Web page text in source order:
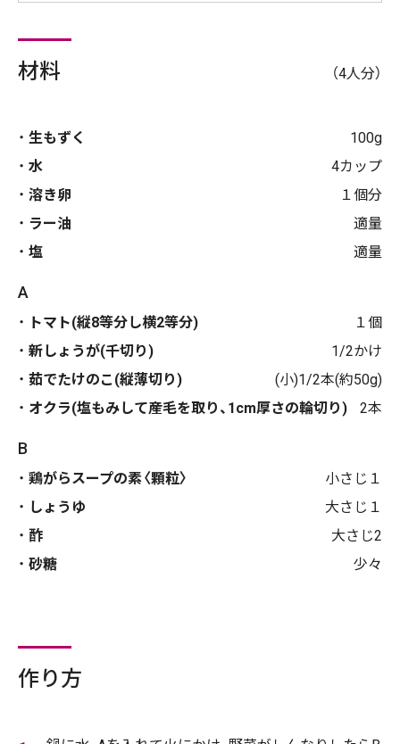
材料 （4人分）
生もずく
100g
水
4カップ
溶き卵
１個分
ラー油
適量
塩
適量
A
トマト(縦8等分し横2等分)
１個
新しょうが(千切り)
1/2かけ
茹でたけのこ(縦薄切り)
(小)1/2本(約50g)
オクラ(塩もみして産毛を取り、1cm厚さの輪切り)
2本
B
鶏がらスープの素〈顆粒〉
小さじ１
しょうゆ
大さじ１
酢
大さじ2
砂糖
少々
作り方